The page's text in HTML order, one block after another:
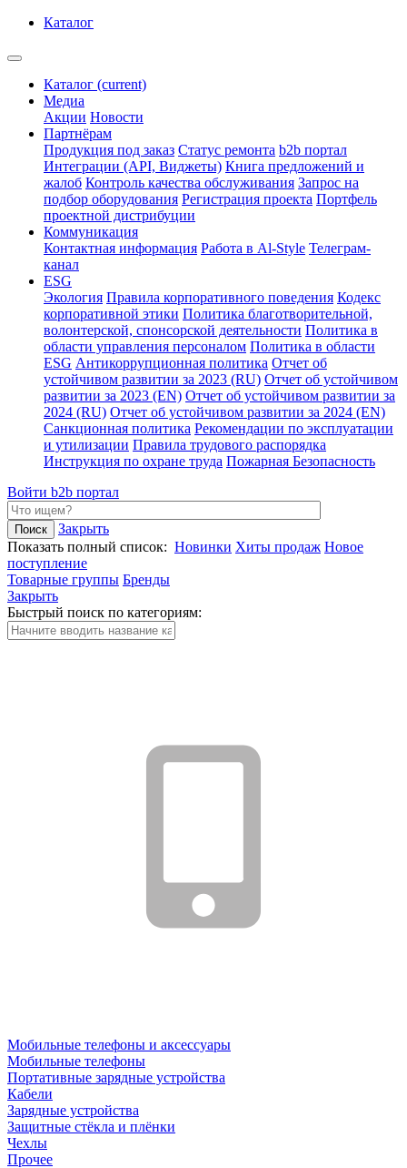
Каталог
Каталог (current)
Медиа
Акции Новости
Партнёрам
Продукция под заказ Статус ремонта b2b портал
Интеграции (API, Виджеты) Книга предложений и
жалоб Контроль качества обслуживания Запрос на
подбор оборудования Регистрация проекта Портфель
проектной дистрибуции
Коммуникация
Контактная информация Работа в Al-Style Телеграм-
канал
ESG
Экология Правила корпоративного поведения Кодекс
корпоративной этики Политика благотворительной,
волонтерской, спонсорской деятельности Политика в
области управления персоналом Политика в области
ESG Антикоррупционная политика Отчет об
устойчивом развитии за 2023 (RU) Отчет об устойчивом
развитии за 2023 (EN) Отчет об устойчивом развитии за
2024 (RU) Отчет об устойчивом развитии за 2024 (EN)
Санкционная политика Рекомендации по эксплуатации
и утилизации Правила трудового распорядка
Инструкция по охране труда Пожарная Безопасность
Войти b2b портал
Закрыть
Показать полный список: Новинки Хиты продаж Новое
поступление
Товарные группы Бренды
Закрыть
Быстрый поиск по категориям:
Мобильные телефоны и аксессуары
Мобильные телефоны
Портативные зарядные устройства
Кабели
Зарядные устройства
Защитные стёкла и плёнки
Чехлы
Прочее